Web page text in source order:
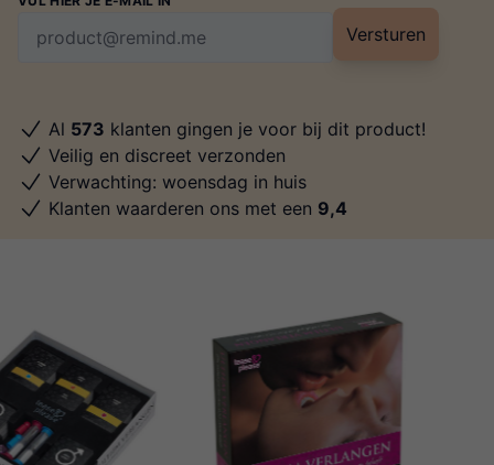
Versturen
Al 573 klanten gingen je voor bij dit product!
Veilig en discreet verzonden
Verwachting: woensdag in huis
Klanten waarderen ons met een 9,4